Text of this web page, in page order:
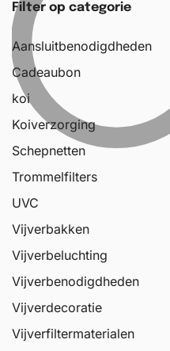
Filter op categorie
Aansluitbenodigdheden
Cadeaubon
koi
Koiverzorging
Schepnetten
Trommelfilters
UVC
Vijverbakken
Vijverbeluchting
Vijverbenodigdheden
Vijverdecoratie
Vijverfiltermaterialen